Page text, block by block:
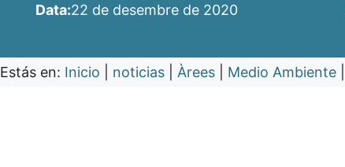
Data:22 de desembre de 2020
Estás en: Inicio noticias Àrees Medio Ambiente